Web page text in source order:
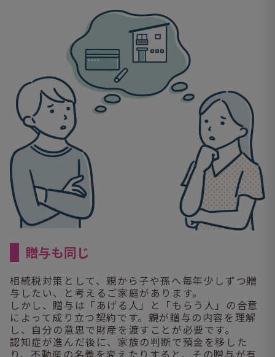
贈与も同じ
相続税対策として、親から子や孫へ毎年少しずつ贈
与したい、と考えるご家庭があります。
しかし、贈与は「あげる人」と「もらう人」の合意
によって成り立つ契約です。親が贈与の内容を理解
し、自分の意思で財産を渡すことが必要です。
認知症が進んだ後に、家族の判断で預金を移した
り、不動産の名義を変えたりすると、その贈与が有